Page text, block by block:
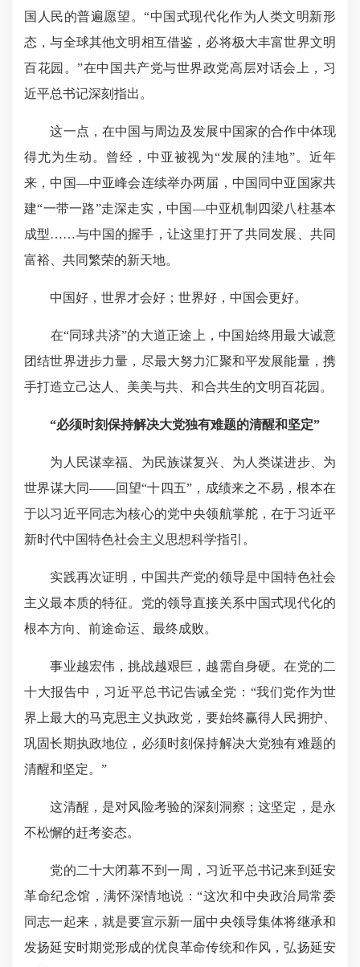
国人民的普遍愿望。“中国式现代化作为人类文明新形
态，与全球其他文明相互借鉴，必将极大丰富世界文明
百花园。”在中国共产党与世界政党高层对话会上，习
近平总书记深刻指出。
这一点，在中国与周边及发展中国家的合作中体现
得尤为生动。曾经，中亚被视为“发展的洼地”。近年
来，中国—中亚峰会连续举办两届，中国同中亚国家共
建“一带一路”走深走实，中国—中亚机制四梁八柱基本
成型……与中国的握手，让这里打开了共同发展、共同
富裕、共同繁荣的新天地。
中国好，世界才会好；世界好，中国会更好。
在“同球共济”的大道正途上 ，中国始终用最大诚意
团结世界进步力量，尽最大努力汇聚和平发展能量，携
手打造立己达人、美美与共、和合共生的文明百花园。
“必须时刻保持解决大党独有难题的清醒和坚定”
为人民谋幸福、为民族谋复兴、为人类谋进步、为
世界谋大同——回望“十四五”，成绩来之不易，根本在
于以习近平同志为核心的党中央领航掌舵，在于习近平
新时代中国特色社会主义思想科学指引。
实践再次证明，中国共产党的领导是中国特色社会
主义最本质的特征。 党的领导直接关系中国式现代化的
根本方向、前途命运、最终成败。
事业越宏伟，挑战越艰巨，越需自身硬。在党的二
十大报告中，习近平总书记告诫全党：“我们党作为世
界上最大的马克思主义执政党，要始终赢得人民拥护、
巩固长期执政地位，必须时刻保持解决大党独有难题的
清醒和坚定。”
这清醒，是对风险考验的深刻洞察；这坚定，是永
不松懈的赶考姿态。
党的二十大闭幕不到一周，习近平总书记来到延安
革命纪念馆，满怀深情地说：“这次和中央政治局常委
同志一起来，就是要宣示新一届中央领导集体将继承和
发扬延安时期党形成的优良革命传统和作风，弘扬延安